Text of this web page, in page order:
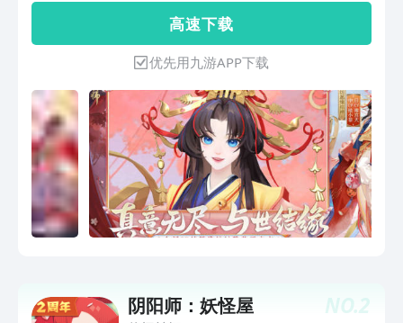
物皆可化灵。高沉浸感体验，以阴阳师独
特视角，跨越阴阳守护两界羁绊，在彼世
与式神一起战斗吧！ ☆写意画面再现☆
3D唯美画面，再现绮丽古意世界。五芒
星显现，以一纸符咒连通阴阳。 ☆魑魅
魍魉共行☆ 人鬼共生，召集百鬼式神。
妖魅百态外观与特效相呈，华丽觉醒将妖
怪传说一一还原。 ☆共书百鬼奇谭☆ 跌
宕起伏的角色剧情，塑造个性鲜明的式神
人设，在陪伴与战斗中守护彼此羁绊。
☆畅享视听体验☆ 声优献声，大师级作
交空间，将平安世界延续至现世。 ☆沉
高 速 下 载
优先用九游APP下载
NO.2
阴阳师：妖怪屋